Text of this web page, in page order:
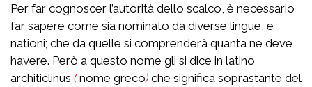
Per far cognoscer l’autorità dello scalco, è necessario
far sapere come sia nominato da diverse lingue, e
nationi; che da quelle si comprenderà quanta ne deve
havere. Però a questo nome gli si dice in latino
architiclinus (nome greco) che significa soprastante del